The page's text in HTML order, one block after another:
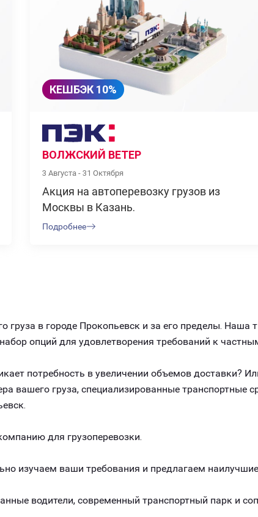
КЕШБЭК 10%
ВОЛЖСКИЙ ВЕТЕР
3 Августа - 31 Октября
Акция на автоперевозку грузов из
Москвы в Казань.
Подробнее
в городе Прокопьевск и за его пределы.
опций для удовлетворения требований к
потребность в увеличении объемов доставки?
вашего груза, специализированные
для грузоперевозки.
изучаем ваши требования и предлагаем
водители, современный транспортный парк и